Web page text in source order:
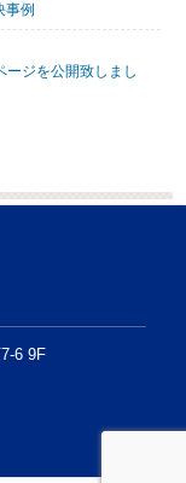
事例
ージを公開致しまし
6 9F